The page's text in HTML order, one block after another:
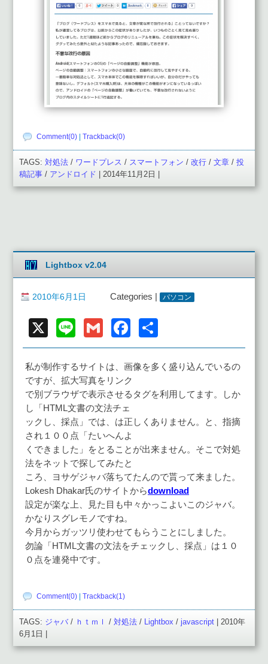
Comment(0) Trackback(0)
TAGS: 対処法 / ワードプレス / スマートフォン / 改行 / 文章 / 投
稿記事 / アンドロイド | 2014年11月2日 |
Lightbox v2.04
2010年6月1日 Categories | パソコン
X Line GmailFacebook
有
私が制作するサイトは、画像を多く盛り込んでいるの
ですが、拡大写真をリンク
で別ブラウザで表示させるタグを利用してます。しか
し「HTML文書の文法チェ
ックし、採点」では、は正しくありません。と、指摘
され１００点「たいへんよ
くできました」をとることが出来ません。そこで対処
法をネットで探してみたと
ころ、ヨサゲジャバ落ちてたんので貰って来ました。
Lokesh Dhakar氏のサイトからdownload
設定が楽な上、見た目も中々かっこよいこのジャバ。
かなりスグレモノですね。
今月からガッツリ使わせてもらうことにしました。
勿論「HTML文書の文法をチェックし、採点」は１０
０点を連発中です。
Comment(0) Trackback(1)
TAGS: ジャバ/ ｈｔｍｌ / 対処法 / Lightbox / javascript | 2010年
6月1日 |